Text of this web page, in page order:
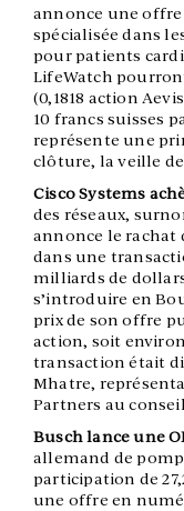
annonce une
spécialisée dans
pour patients
LifeWatch
(0,1818 action
10 francs suisses
représente une
clôture, la veille de
Cisco Systems
des réseaux,
annonce le rachat
dans une
milliards de
s’introduire en
prix de son offre
action, soit
transaction était
Mhatre,
Partners au
Busch lance une
allemand de
participation de
une offre en